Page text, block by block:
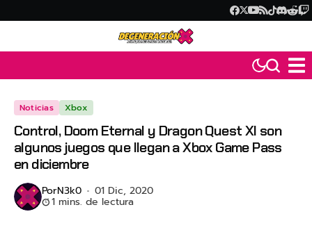
Noticias Xbox
Control, Doom Eternal y Dragon Quest XI son
algunos juegos que llegan a Xbox Game Pass
en diciembre
PorN3k0 01 Dic, 2020
1 mins. de lectura